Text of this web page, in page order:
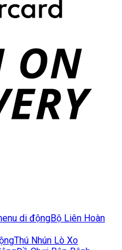
Bộ Liên Hoàn
Thú Nhún Lò Xo